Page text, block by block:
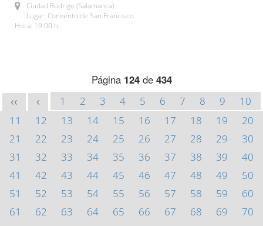
Ciudad Rodrigo (Salamanca)
Lugar: Convento de San Francisco
Hora: 19:00 h.
Página 124de 434
<< < 1 2 3 4 5 6 7 8 9
10
11
12 13 14 15 16 17 18 19
20
21
22 23 24 25 26 27 28 29
30
31
32 33 34 35 36 37 38 39
40
41
42 43 44 45 46 47 48 49
50
51
52 53 54 55 56 57 58 59
60
61
62 63 64 65 66 67 68 69
70